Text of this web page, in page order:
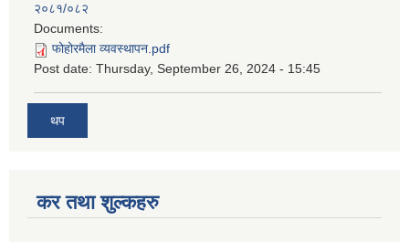
२०८१/०८२
Documents:
फोहोरमैला व्यवस्थापन.pdf
Post date: Thursday, September 26, 2024 - 15:45
थप
कर तथा शुल्कहरु